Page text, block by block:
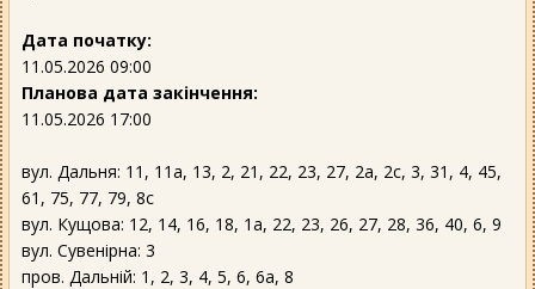
Дата початку:
11.05.2026 09:00
Планова дата закінчення:
11.05.2026 17:00
вул. Дальня: 11, 11а, 13, 2, 21, 22, 23, 27, 2а, 2с, 3, 31, 4, 45,
61, 75, 77, 79, 8с
вул. Кущова: 12, 14, 16, 18, 1а, 22, 23, 26, 27, 28, 36, 40, 6, 9
вул. Сувенірна: 3
пров. Дальній: 1, 2, 3, 4, 5, 6, 6а, 8